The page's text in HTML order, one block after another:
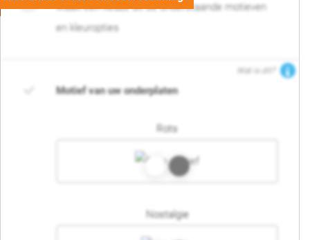
Maak een keuze uit de onderstaande motieven
en kleuropties
Wat is dit?
Motief van uw onderplaten
Rots
Nostalgie